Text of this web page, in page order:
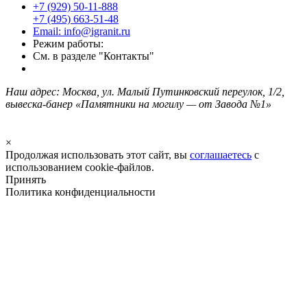
+7 (929) 50-11-888
+7 (495) 663-51-48
Email: info@igranit.ru
Режим работы:
См. в разделе "Контакты"
Наш адрес: Москва, ул. Малый Путинковский переулок, 1/2,
вывеска-банер «Памятники на могилу — от Завода №1»
×
Продолжая использовать этот сайт, вы соглашаетесь с
использованием cookie-файлов.
Принять
Политика конфиденциальности